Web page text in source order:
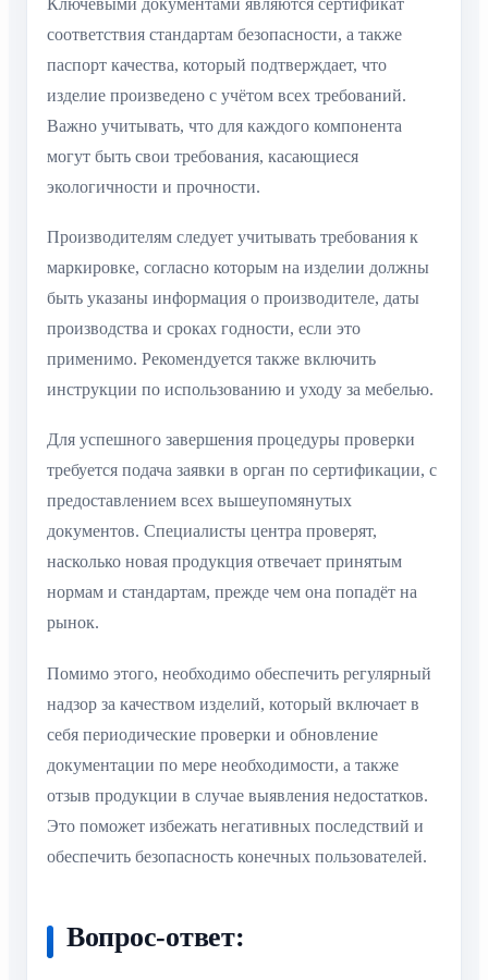
соответствия стандартам безопасности, а также
паспорт качества, который подтверждает, что
изделие произведено с учётом всех требований.
Важно учитывать, что для каждого компонента
могут быть свои требования, касающиеся
экологичности и прочности.
Производителям следует учитывать требования к
маркировке, согласно которым на изделии должны
быть указаны информация о производителе, даты
производства и сроках годности, если это
применимо. Рекомендуется также включить
инструкции по использованию и уходу за мебелью.
Для успешного завершения процедуры проверки
требуется подача заявки в орган по сертификации, с
предоставлением всех вышеупомянутых
документов. Специалисты центра проверят,
насколько новая продукция отвечает принятым
нормам и стандартам, прежде чем она попадёт на
рынок.
Помимо этого, необходимо обеспечить регулярный
надзор за качеством изделий, который включает в
себя периодические проверки и обновление
документации по мере необходимости, а также
отзыв продукции в случае выявления недостатков.
Это поможет избежать негативных последствий и
обеспечить безопасность конечных пользователей.
Вопрос-ответ: